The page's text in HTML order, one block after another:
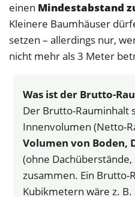
einen Mindestabstand
Kleinere Baumhäuser
setzen – allerdings nur,
nicht mehr als 3 Meter
Was ist der Brutto-
Der Brutto-Rauminhalt
Innenvolumen (Netto-
Volumen von Boden,
(ohne Dachüberstände,
zusammen. Ein Brutto-
Kubikmetern wäre z.